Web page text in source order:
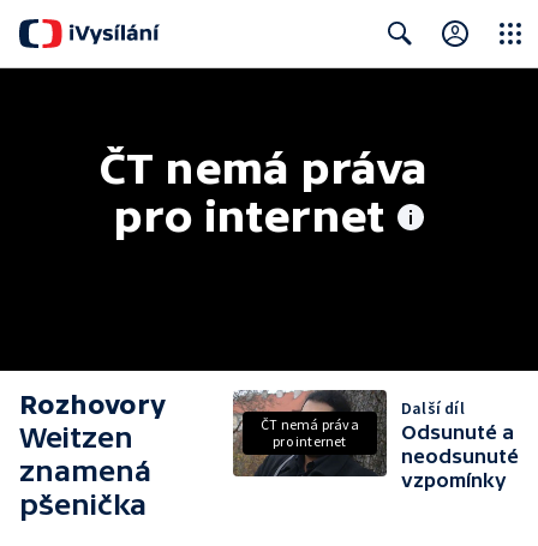
ČT nemá práva
pro internet
Rozhovory
Weitzen
znamená
pšenička
ČT nemá práva
pro internet
Další díl
Odsunuté a
neodsunuté
vzpomínky